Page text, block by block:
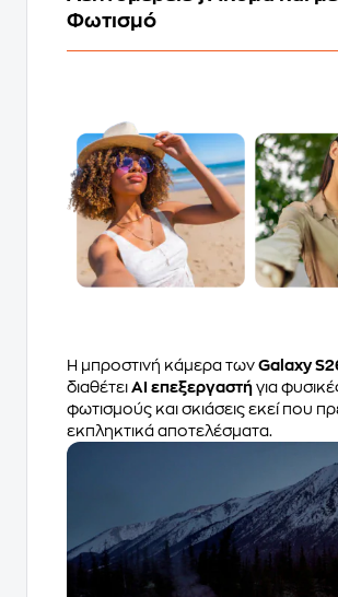
Φωτισμό
Η μπροστινή κάμερα των Galaxy
διαθέτει AI επεξεργαστή για
φωτισμούς και σκιάσεις εκεί που
εκπληκτικά αποτελέσματα.